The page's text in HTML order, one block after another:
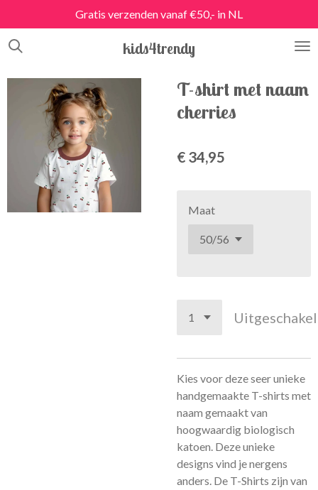
direct
naar
hoofdinhoud
kids4trendy
Gratis verzenden vanaf €50,- in NL
T-shirt met naam
cherries
€ 34,95
Maat
Kies voor deze seer unieke
handgemaakte T-shirts met
naam gemaakt van
hoogwaardig biologisch
katoen. Deze unieke
designs vind je nergens
anders. De T-Shirts zijn van